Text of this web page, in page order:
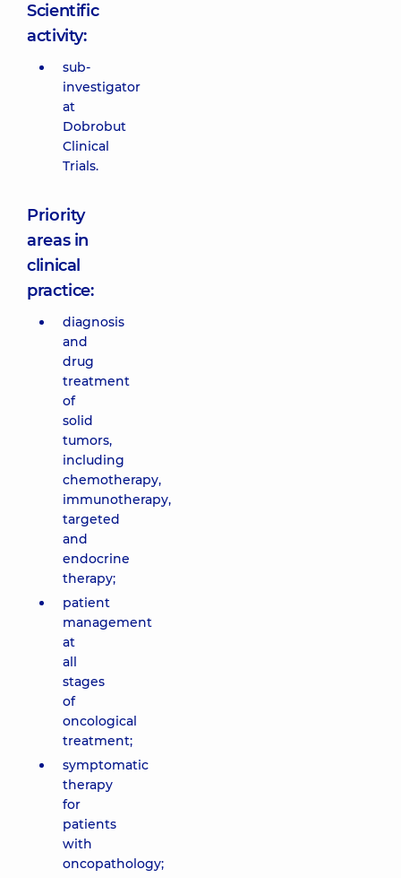
Scientific
activity:
sub-
investigator
at
Dobrobut
Clinical
Trials.
Priority
areas in
clinical
practice:
diagnosis
and
drug
treatment
of
solid
tumors,
including
chemotherapy,
immunotherapy,
targeted
and
endocrine
therapy;
patient
management
at
all
stages
of
oncological
treatment;
symptomatic
therapy
for
patients
with
oncopathology;